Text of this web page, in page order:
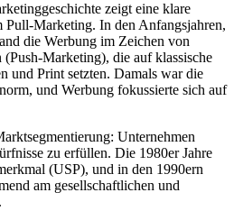
zeigt eine klare
Marketing. In den Anfangsjahren,
die Werbung im Zeichen von
Marketing), die auf klassische
und Print setzten. Damals war die
und Werbung fokussierte sich auf
Unternehmen
zu erfüllen. Die 1980er Jahre
(USP), und in den 1990ern
am gesellschaftlichen und